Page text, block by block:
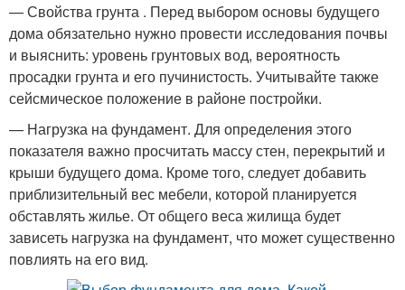
— Свойства грунта . Перед выбором основы будущего
дома обязательно нужно провести исследования почвы
и выяснить: уровень грунтовых вод, вероятность
просадки грунта и его пучинистость. Учитывайте также
сейсмическое положение в районе постройки.
— Нагрузка на фундамент. Для определения этого
показателя важно просчитать массу стен, перекрытий и
крыши будущего дома. Кроме того, следует добавить
приблизительный вес мебели, которой планируется
обставлять жилье. От общего веса жилища будет
зависеть нагрузка на фундамент, что может существенно
повлиять на его вид.